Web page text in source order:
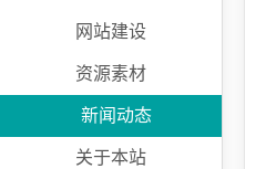
网站建设
资源素材
新闻动态
关于本站